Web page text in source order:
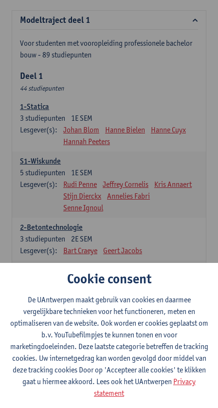
Modeltraject deel 1
Voor studenten met vooropleiding professionele bachelor
bouw - 89 studiepunten
Deel 1
44 studiepunten
1-Statica
1E SEM
3 studiepunten
Lesgever(s):
Johan Blom Hanne Bielen
Hanne Cuyx
Hannah Peeters
S1-Wiskunde
1E SEM
5 studiepunten
Lesgever(s):
Rudi Penne Jeffrey Cornelis
Kris Annaert
Stijn Dierckx
Annelies Fabri
Senne Ignoul
2-Betontechnologie
2E SEM
3 studiepunten
Lesgever(s):
Bart Craeye Geert Jacobs
2E SEM
Karolien Couscheir
Christina Makoundou
2-Kinematica en Dynamica
2E SEM
studiepunten
Lesgever(s):
Gunther Steenackers Steven Lenssen
2-Materiaalkunde
2E SEM
3studiepunten
Linda Beenaerts
Cookie consent
De UAntwerpen maakt gebruik van cookies en daarmee
vergelijkbare technieken voor het functioneren, meten en
optimaliseren van de website. Ook worden er cookies geplaatst om
b.v. YouTubefilmpjes te kunnen tonen en voor
marketingdoeleinden. Deze laatste categorie betreffen de tracking
cookies. Uw internetgedrag kan worden gevolgd door middel van
deze tracking cookies Door op 'Accepteer alle cookies' te klikken
gaat u hiermee akkoord. Lees ook het UAntwerpen Privacy
statement